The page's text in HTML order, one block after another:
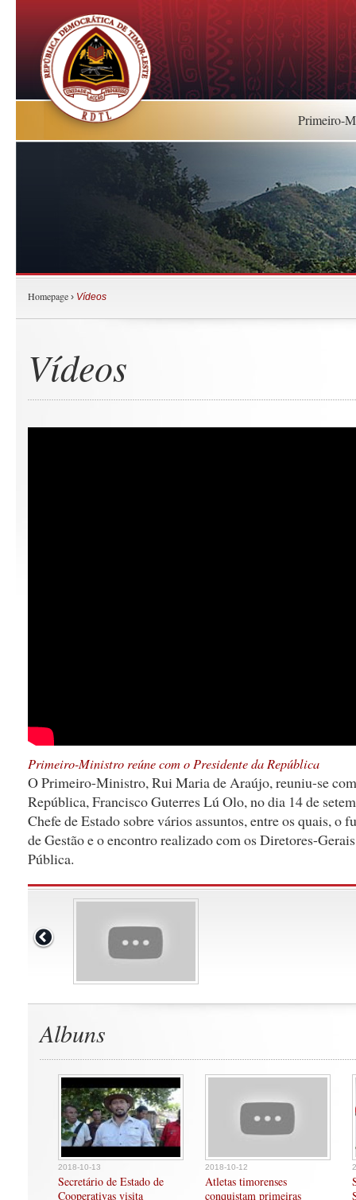
Primeiro-
Homepage › Vídeos
Vídeos
Primeiro-Ministro reúne com o Presidente da República
O Primeiro-Ministro, Rui Maria de Araújo, reuniu-se
República, Francisco Guterres Lú Olo, no dia 14 de
Chefe de Estado sobre vários assuntos, entre os quais, o
de Gestão e o encontro realizado com os Diretores-
Pública.
Albuns
2018-10-13
Secretário de Estado de
Cooperativas visita
2018-10-12
Atletas timorenses
conquistam primeiras